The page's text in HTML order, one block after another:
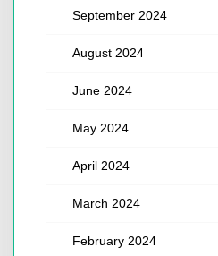
September 2024
August 2024
June 2024
May 2024
April 2024
March 2024
February 2024